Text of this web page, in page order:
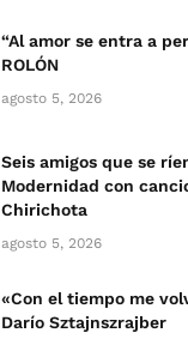
“Al amor se entra a
ROLÓN
agosto 5, 2026
Seis amigos que se
Modernidad con
Chirichota
agosto 5, 2026
«Con el tiempo me
Darío Sztajnszrajber